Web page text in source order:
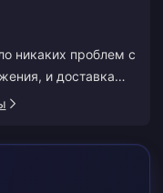
никаких проблем с
и доставка